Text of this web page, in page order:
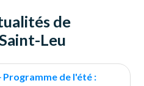
de
Leu
de l'été :